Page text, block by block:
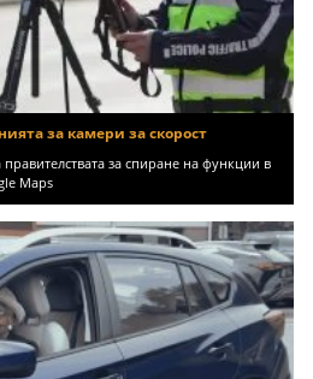
за камери за скорост
за спиране на функции в
Maps